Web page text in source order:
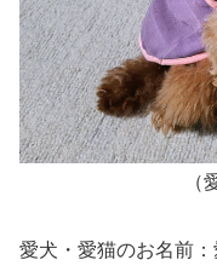
（
愛犬・愛猫のお名前